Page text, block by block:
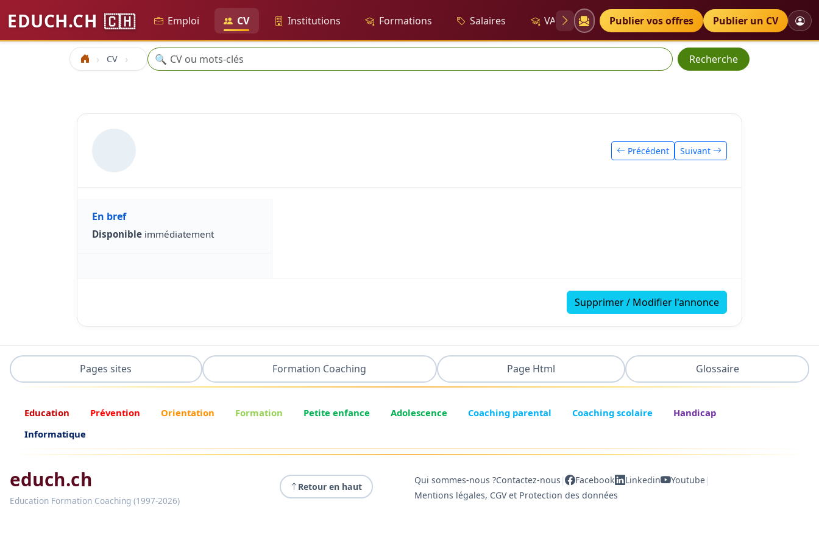
EDUCH.CH 🇨🇭 Emploi CV Institutions Formations Salaires VAE Diplômes Petites annonces
Publier vos offres Publier un CV
Accueil CV Recherche
🔍 Recherche
Précédent Suivant
En bref
Disponible immédiatement
Supprimer / Modifier l'annonce
Pages sites Formation Coaching Page Html Glossaire
Education Prévention Orientation Formation Petite enfance Adolescence Coaching parental Coaching scolaire
Handicap
Informatique
educh.ch
Education Formation Coaching (1997-2026)
Retour en haut
Qui sommes-nous ?Contactez-nous | Facebook Linkedin Youtube|
Mentions légales, CGV et Protection des données